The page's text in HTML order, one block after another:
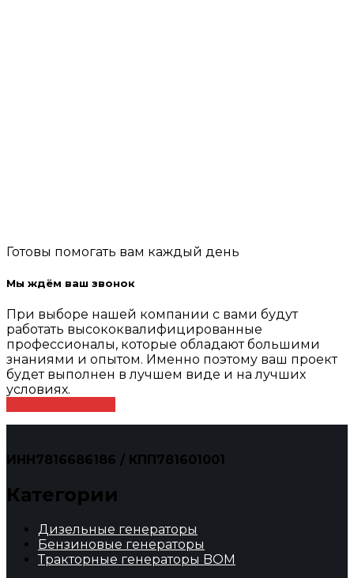
Готовы помогать вам каждый день
Мы ждём ваш звонок
При выборе нашей компании с вами будут
работать высококвалифицированные
профессионалы, которые обладают большими
знаниями и опытом. Именно поэтому ваш проект
будет выполнен в лучшем виде и на лучших
условиях.
ИНН7816686186 / КПП781601001
Категории
Дизельные генераторы
Бензиновые генераторы
Тракторные генераторы BOM